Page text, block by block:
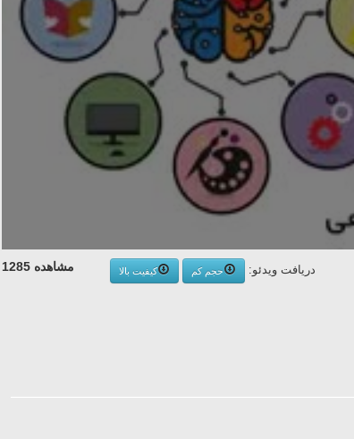
مشاهده 1285 دریافت ویدئو: حجم کم
کیفیت بالا